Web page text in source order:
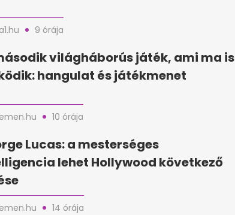
9 órája
világháborús játék, ami ma is
hangulat és játékmenet
10 órája
Lucas: a mesterséges
lehet Hollywood következő
14 órája